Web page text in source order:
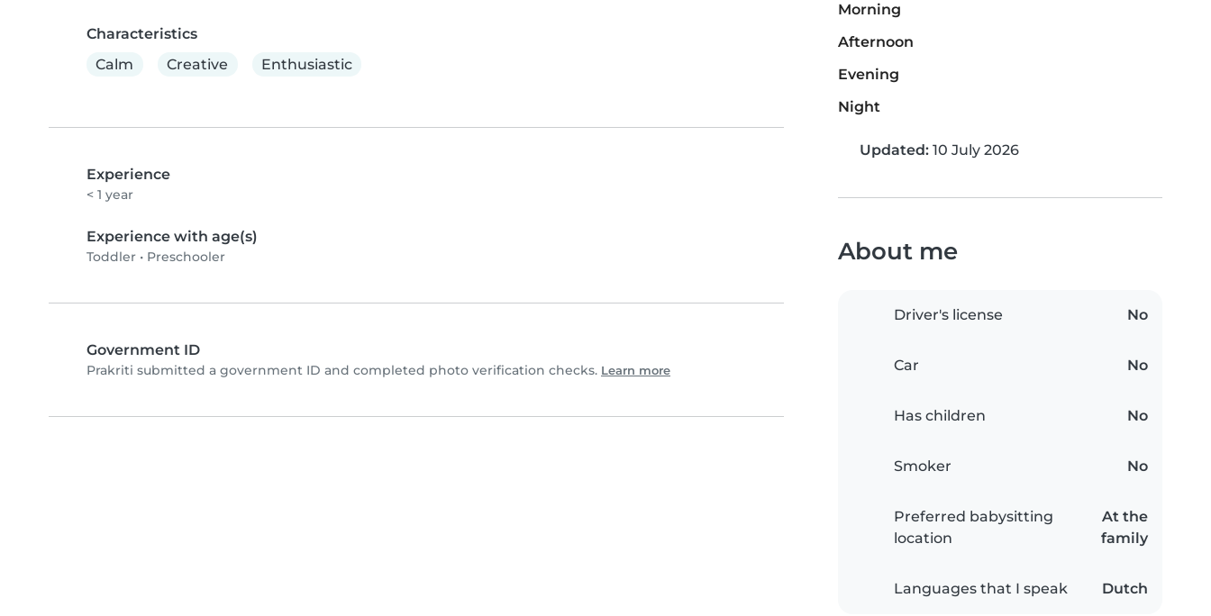
Characteristics
Calm
Creative Enthusiastic
Experience
< 1 year
Experience with age(s)
Toddler • Preschooler
Government ID
Prakriti submitted a government ID and completed photo verification checks. Learn more
Morning
Afternoon
Evening
Night
Updated: 10 July 2026
About me
Driver's license No
Car No
Has children No
Smoker No
Preferred babysitting
location
At the
family
Languages that I speak Dutch